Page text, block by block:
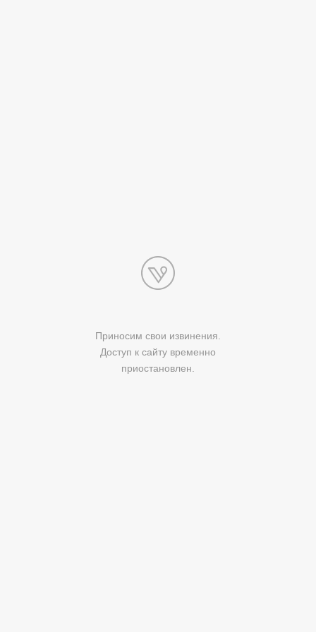
Приносим свои извинения.
Доступ к сайту временно
приостановлен.